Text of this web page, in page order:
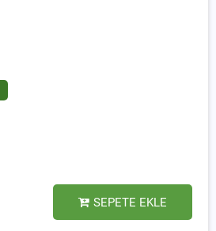
SEPETE EKLE